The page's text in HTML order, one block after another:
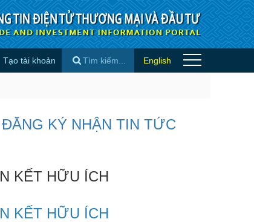
- Tin quốc tế
Tạo tài khoản English
ĐĂNG KÝ NHẬN TIN TỨC
KẾT HỮU ÍCH
KẾT HỮU ÍCH